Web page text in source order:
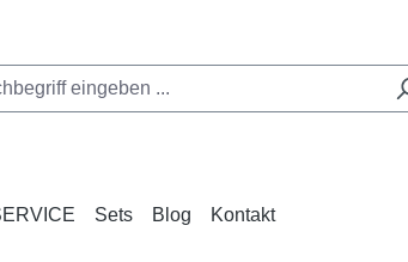
Sets Blog Kontakt